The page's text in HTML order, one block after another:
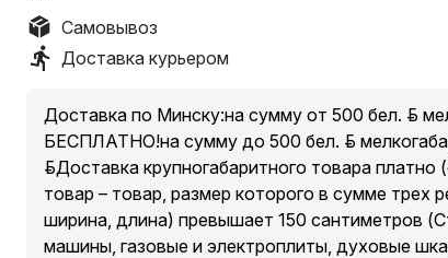
Самовывоз
Доставка курьером
Доставка по Минску:на сумму от 500 бел. руб.
БЕСПЛАТНО!на сумму до 500 бел. руб.
руб.Доставка крупногабаритного товара платно
товар – товар, размер которого в сумме трех
ширина, длина) превышает 150 сантиметров
машины, газовые и электроплиты, духовые